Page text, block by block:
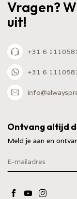
Vragen?
uit!
+31 6
+31 6
Ontvang altijd
Meld je aan en